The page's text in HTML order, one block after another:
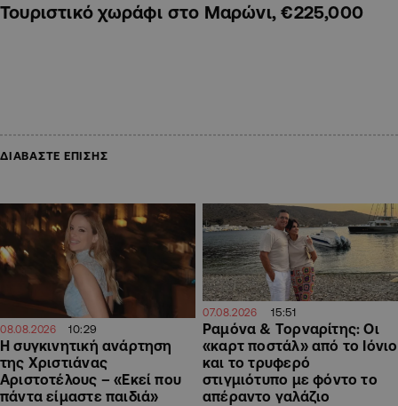
Τουριστικό χωράφι στο Μαρώνι, €225,000
ΔΙΑΒΑΣΤΕ ΕΠΙΣΗΣ
08.08.2026 10:29
H συγκινητική ανάρτηση
της Χριστιάνας
Αριστοτέλους – «Εκεί που
πάντα είμαστε παιδιά»
07.08.2026 15:51
Ραμόνα & Τορναρίτης: Οι
«καρτ ποστάλ» από το Ιόνιο
και το τρυφερό
στιγμιότυπο με φόντο το
απέραντο γαλάζιο